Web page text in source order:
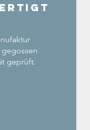
geprüft.